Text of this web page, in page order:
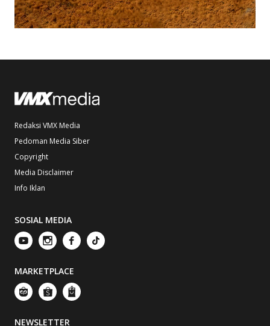
Redaksi VMX Media
Pedoman Media Siber
Copyright
Media Disclaimer
Info Iklan
SOSIAL MEDIA
MARKETPLACE
NEWSLETTER